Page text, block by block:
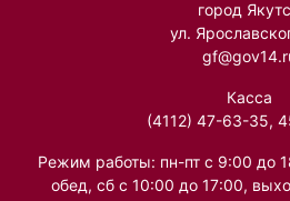
город
ул.
Касса
(4112) 47-63-35,
Режим работы: пн-пт с 9:00 до
обед, сб с 10:00 до 17:00,